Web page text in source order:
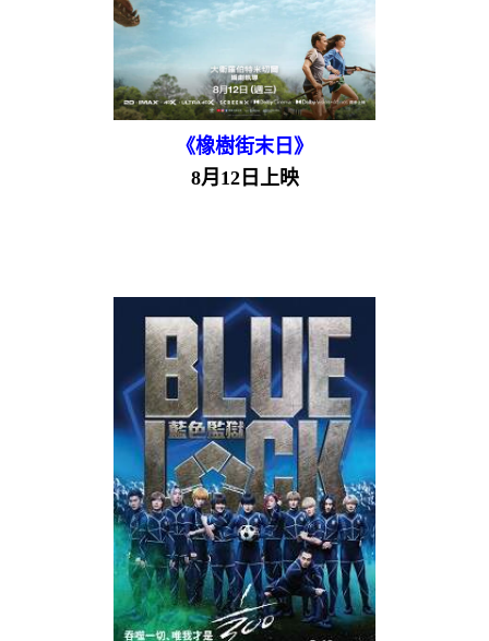
《橡樹街末日》
8月12日上映